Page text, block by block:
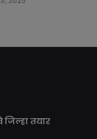
जिल्हा तयार